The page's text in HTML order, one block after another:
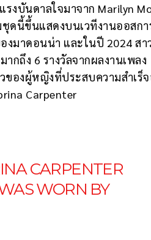
งบันดาลใจมาจาก Marilyn
ชุดนี้ขึ้นแสดงบนเวทีงานออสกา
มาดอนน่า และในปี 2024 สา
กถึง 6 รางวัลจากผลงานเพลง
วของผู้หญิงที่ประสบความสำเร็
Carpenter
CARPENTER
WORN BY